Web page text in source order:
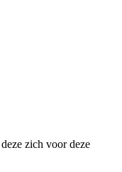
zich voor deze